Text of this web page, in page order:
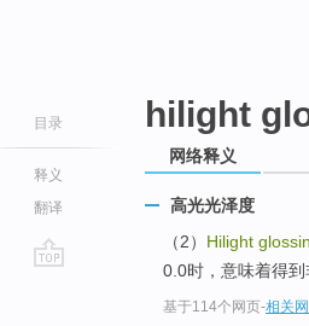
目录
释义
翻译
hilight
网络释义
高光光泽度
（2） Hilight
0.0时，意味着得
基于114个网页-相关